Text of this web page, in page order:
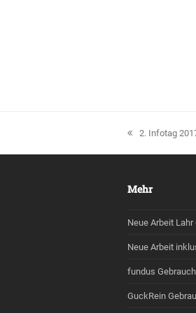
vorheriger
2. Infotag
Mehr
Neue Arbeit Lahr
Neue Arbeit
fundus
GuckRein